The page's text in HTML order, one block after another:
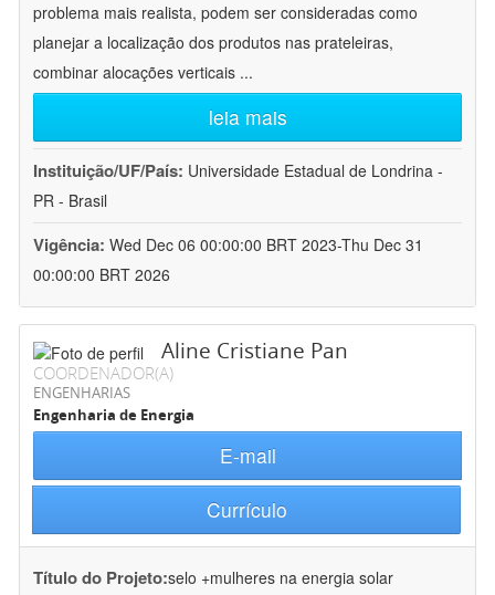
problema mais realista, podem ser consideradas como
planejar a localização dos produtos nas prateleiras,
combinar alocações verticais ...
leia mais
Instituição/UF/País: Universidade Estadual de Londrina -
PR - Brasil
Vigência: Wed Dec 06 00:00:00 BRT 2023-Thu Dec 31
00:00:00 BRT 2026
Aline Cristiane Pan
COORDENADOR(A)
ENGENHARIAS
Engenharia de Energia
E-mail
Currículo
Título do Projeto:selo +mulheres na energia solar